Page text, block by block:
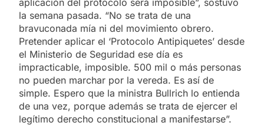
la semana pasada. “No se trata de una
bravuconada mía ni del movimiento obrero.
Pretender aplicar el ‘Protocolo Antipiquetes’ desde
el Ministerio de Seguridad ese día es
impracticable, imposible. 500 mil o más personas
no pueden marchar por la vereda. Es así de
simple. Espero que la ministra Bullrich lo entienda
de una vez, porque además se trata de ejercer el
legítimo derecho constitucional a manifestarse”.